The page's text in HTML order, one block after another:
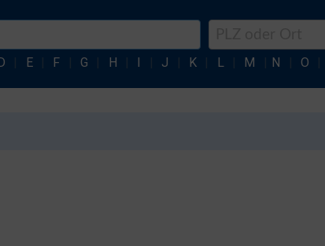
E F G H I J K L M N O